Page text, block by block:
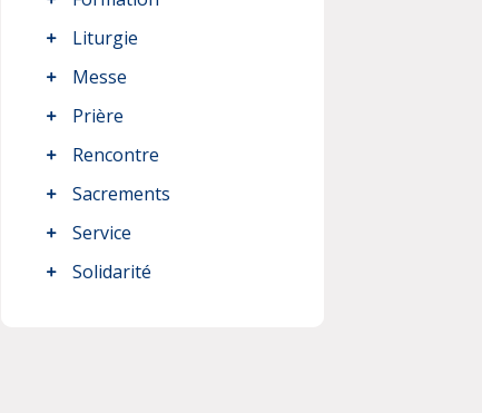
Liturgie
Messe
Prière
Rencontre
Sacrements
Service
Solidarité